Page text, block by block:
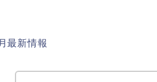
最新情報